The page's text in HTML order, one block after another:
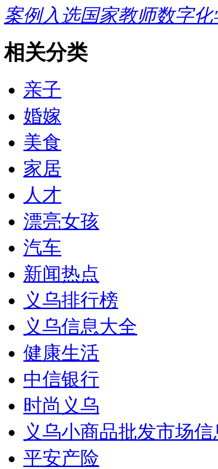
案例入选国家教师数字
相关分类
亲子
婚嫁
美食
家居
人才
漂亮女孩
汽车
新闻热点
义乌排行榜
义乌信息大全
健康生活
中信银行
时尚义乌
义乌小商品批发市场
平安产险